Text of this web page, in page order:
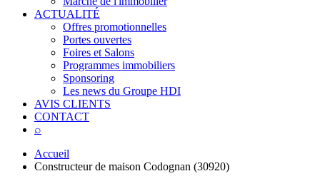
ACTUALITÉ
Offres promotionnelles
Portes ouvertes
Foires et Salons
Programmes immobiliers
Sponsoring
Les news du Groupe HDI
AVIS CLIENTS
CONTACT
⌕
Accueil
Constructeur de maison Codognan (30920)